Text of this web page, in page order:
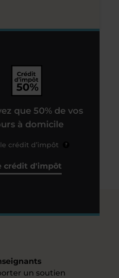
que 50% de vos
à domicile
crédit d’impôt ?
crédit d'impôt
un soutien